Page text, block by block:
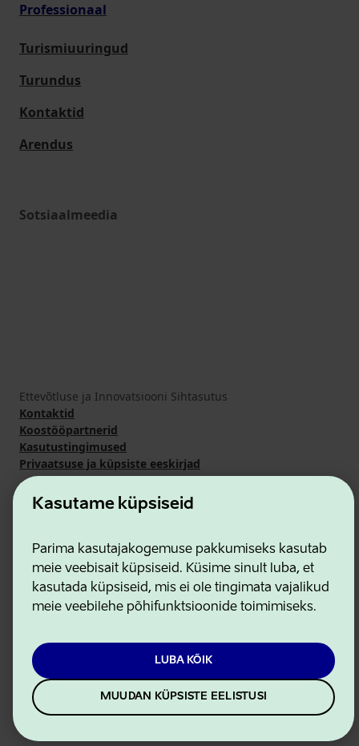
Kasutame küpsiseid
Parima kasutajakogemuse pakkumiseks kasutab
meie veebisait küpsiseid. Küsime sinult luba, et
kasutada küpsiseid, mis ei ole tingimata vajalikud
meie veebilehe põhifunktsioonide toimimiseks.
LUBA KÕIK
MUUDAN KÜPSISTE EELISTUSI
Professionaal
Turismiuuringud
Turundus
Kontaktid
Arendus
Sotsiaalmeedia
Ettevõtluse ja Innovatsiooni Sihtasutus
Kontaktid
Koostööpartnerid
Kasutustingimused
Privaatsuse ja küpsiste eeskirjad